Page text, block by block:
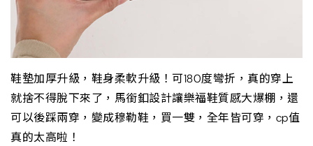
鞋墊加厚升級，鞋身柔軟升級！可180度彎折，真的穿上
就捨不得脫下來了，馬銜釦設計讓樂福鞋質感大爆棚，還
可以後踩兩穿，變成穆勒鞋，買一雙，全年皆可穿，cp值
真的太高啦！